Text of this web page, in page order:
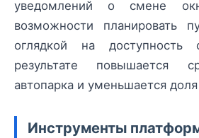
уведомлений о смене
возможности планировать
оглядкой на доступность
результате повышается
автопарка и уменьшается
Инструменты